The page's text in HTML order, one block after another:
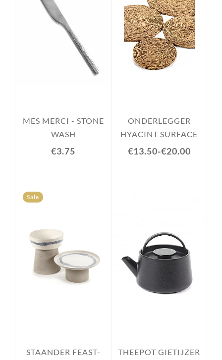
MES MERCI - STONE
WASH
€3.75
ONDERLEGGER
HYACINT SURFACE
€13.50-€20.00
Sale
STAANDER FEAST-
THEEPOT GIETIJZER